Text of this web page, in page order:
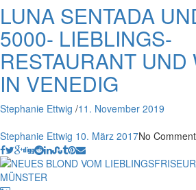
LUNA SENTADA
5000- LIEBLINGS-
RESTAURANT UND
IN VENEDIG
Stephanie Ettwig /11. November 2019
Stephanie Ettwig 10. März 2017No Comment